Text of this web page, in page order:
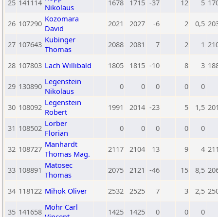
25 141114 Nikolaus
1678 1715 -37 12 5
26 107290 Kozomara
David
2021 2027 -6 2 0,5
27 107643 Kubinger
Thomas
2088 2081 7 2 1
28 107803 Lach Willibald 1805 1815 -10 8 3
29 130890 Legenstein
Nikolaus
0 0 0 0 0
30 108092 Legenstein
Robert
1991 2014 -23 5 1,5
31 108502 Lorber
Florian
0 0 0 0 0
32 108727 Manhardt
Thomas Mag.
2117 2104 13 9 4
33 108891 Matosec
Thomas
2075 2121 -46 15 8,5
34 118122 Mihok Oliver 2532 2525 7 3 2,5
35 141658 Mohr Carl
1425 1425 0 0 0